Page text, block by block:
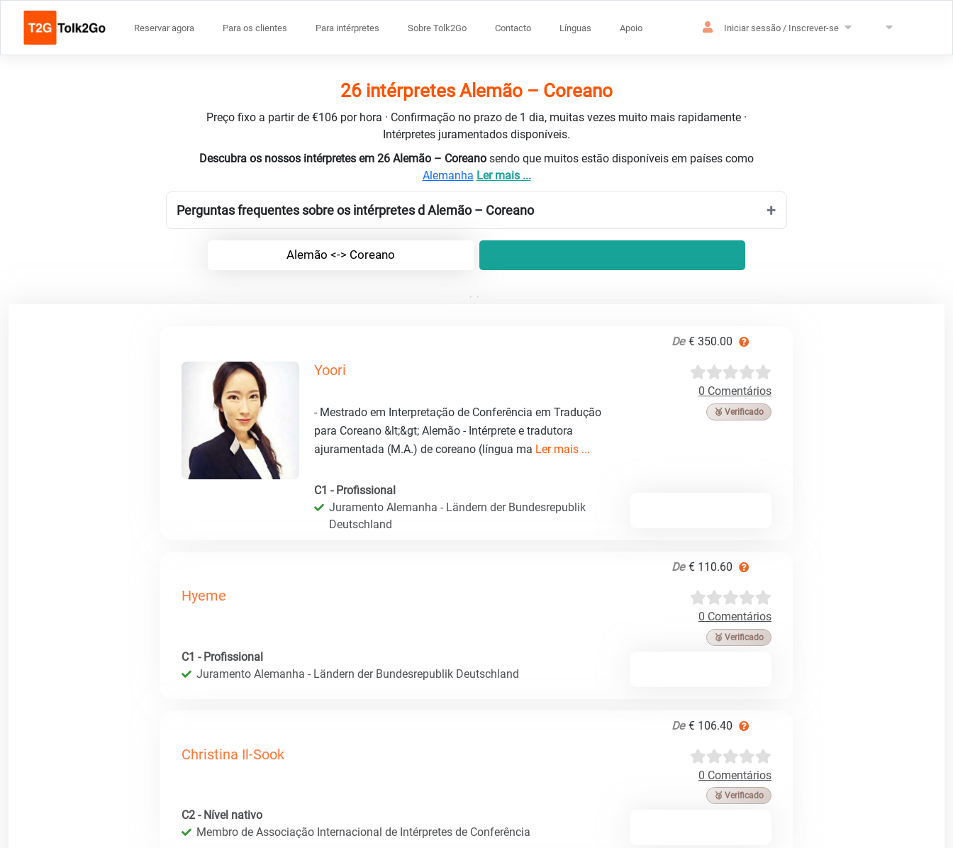
Reservar agora Para os clientes Para intérpretes Sobre Tolk2Go Contacto Línguas Apoio Iniciar sessão / Inscrever-se
26 intérpretes Alemão – Coreano
Preço fixo a partir de €106 por hora · Confirmação no prazo de 1 dia, muitas vezes muito mais rapidamente ·
Intérpretes juramentados disponíveis.
Descubra os nossos intérpretes em 26 Alemão – Coreano sendo que muitos estão disponíveis em países como
Alemanha Ler mais ...
Perguntas frequentes sobre os intérpretes d Alemão – Coreano
Alemão <-> Coreano
De € 350.00
Yoori
0 Comentários
🥉 Verificado
- Mestrado em Interpretação de Conferência em Tradução
para Coreano &lt;&gt; Alemão - Intérprete e tradutora
ajuramentada (M.A.) de coreano (língua ma Ler mais ...
C1 - Profissional
Juramento Alemanha - Ländern der Bundesrepublik
Deutschland
De € 110.60
Hyeme
0 Comentários
🥉 Verificado
C1 - Profissional
Juramento Alemanha - Ländern der Bundesrepublik Deutschland
De € 106.40
Christina Il-Sook
0 Comentários
🥉 Verificado
C2 - Nível nativo
Membro de Associação Internacional de Intérpretes de Conferência